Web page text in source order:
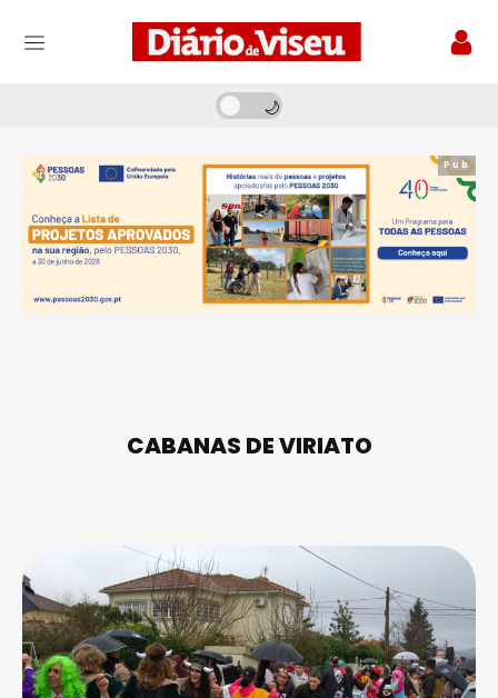
Pub
CABANAS DE VIRIATO